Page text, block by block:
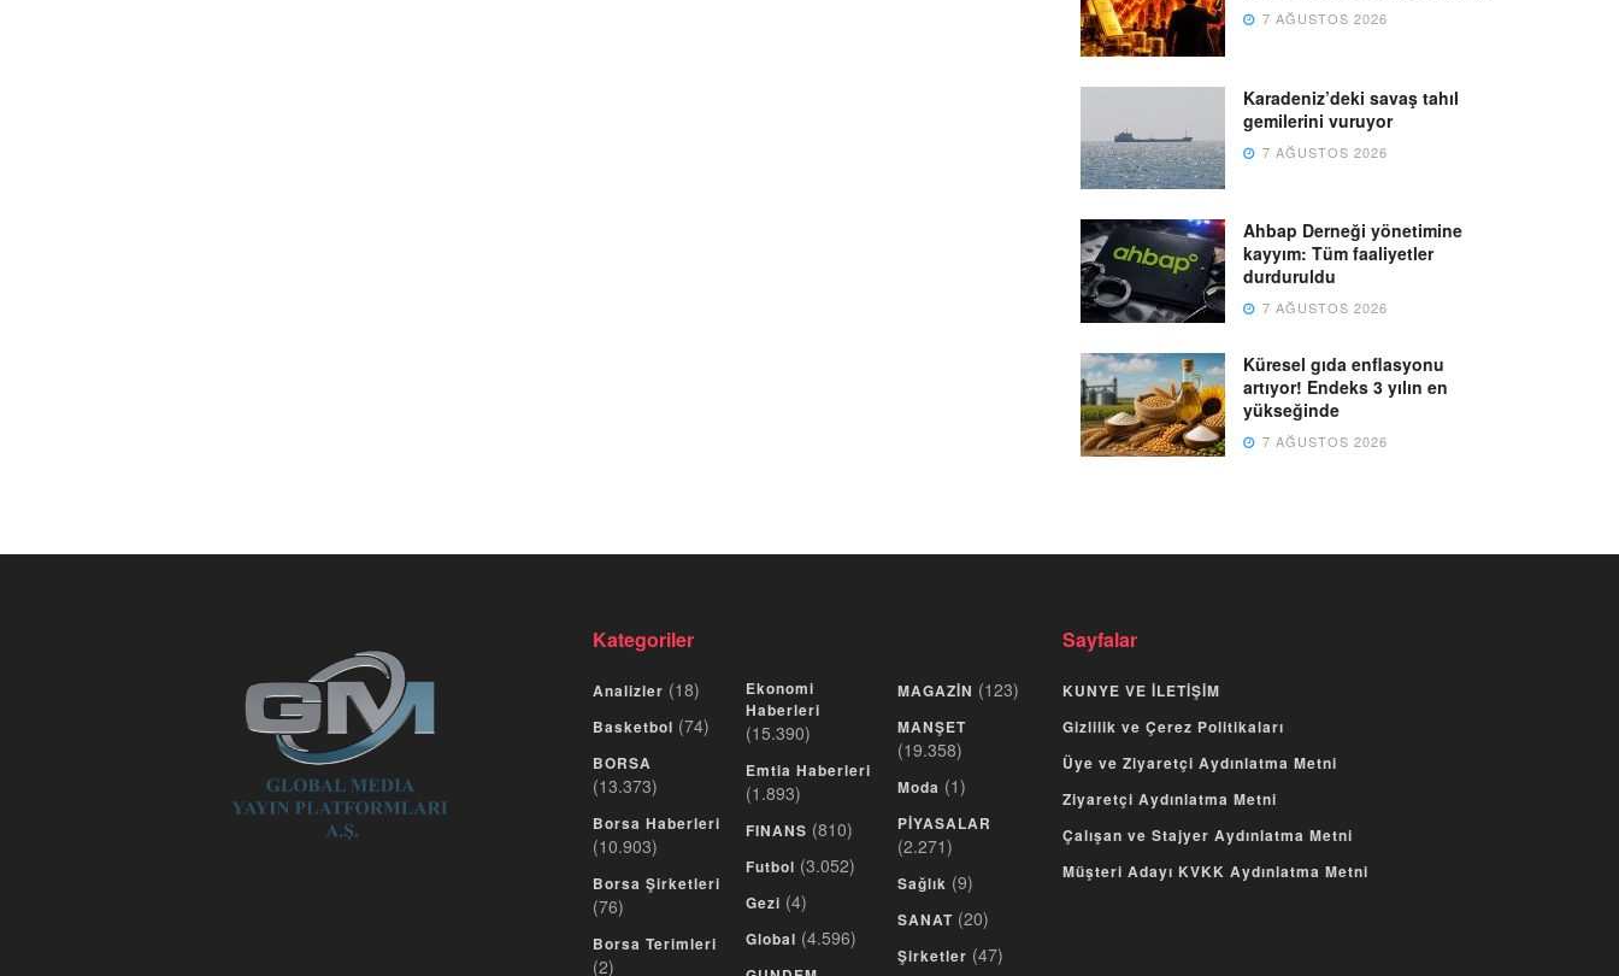
7 AĞUSTOS 2026
Karadeniz’deki savaş tahıl
gemilerini vuruyor
7 AĞUSTOS 2026
Ahbap Derneği yönetimine
kayyım: Tüm faaliyetler
durduruldu
7 AĞUSTOS 2026
Küresel gıda enflasyonu
artıyor! Endeks 3 yılın en
yükseğinde
7 AĞUSTOS 2026
Kategoriler
Analizler (18)
Basketbol (74)
BORSA
(13.373)
Borsa Haberleri
(10.903)
Borsa Şirketleri
(76)
Borsa Terimleri
(2)
Ekonomi
Haberleri
(15.390)
Emtia Haberleri
(1.893)
FINANS (810)
Futbol (3.052)
Gezi (4)
Global (4.596)
MAGAZİN (123)
MANŞET
(19.358)
Moda (1)
PİYASALAR
(2.271)
Sağlık (9)
SANAT (20)
Şirketler (47)
Sayfalar
KUNYE VE İLETİŞİM
Gizlilik ve Çerez Politikaları
Üye ve Ziyaretçi Aydınlatma Metni
Ziyaretçi Aydınlatma Metni
Çalışan ve Stajyer Aydınlatma Metni
Müşteri Adayı KVKK Aydınlatma Metni